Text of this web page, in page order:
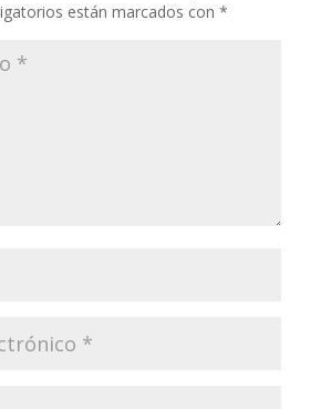
están marcados con *